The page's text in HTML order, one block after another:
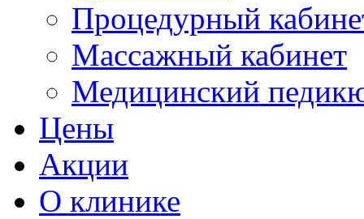
Процедурный
Массажный кабинет
Медицинский
Цены
Акции
О клинике